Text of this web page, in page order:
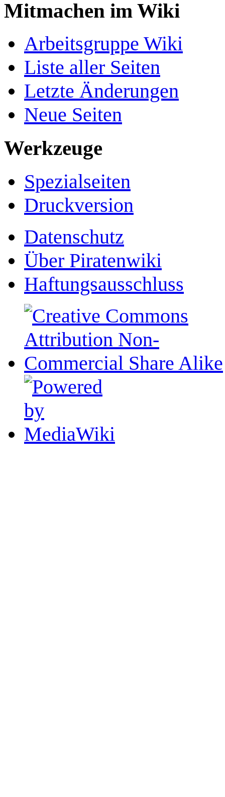
Mitmachen im Wiki
Arbeitsgruppe Wiki
Liste aller Seiten
Letzte Änderungen
Neue Seiten
Werkzeuge
Spezialseiten
Druckversion
Datenschutz
Über Piratenwiki
Haftungsausschluss